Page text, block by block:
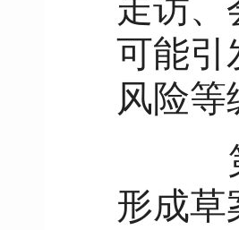
走访、
可能引
风险
第
形成草